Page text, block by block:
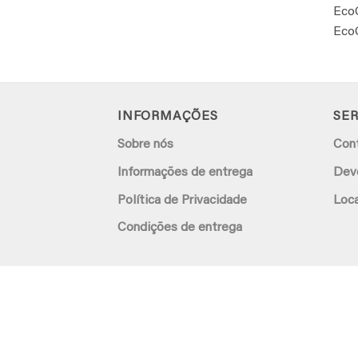
INFORMAÇÕES
Sobre nós
Informações de entrega
Política de Privacidade
Condições de entrega